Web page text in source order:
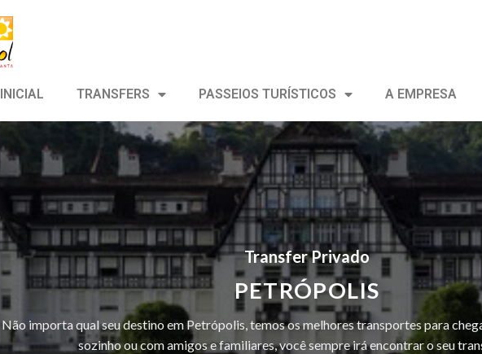
INICIAL TRANSFERS PASSEIOS TURÍSTICOS A EMPRESA
Transfer Privado
PETRÓPOLIS
Não importa qual seu destino em Petrópolis, temos os melhores transportes para
sozinho ou com amigos e familiares, você sempre irá encontrar o seu